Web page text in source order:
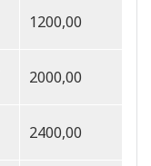
1200,00
2000,00
2400,00